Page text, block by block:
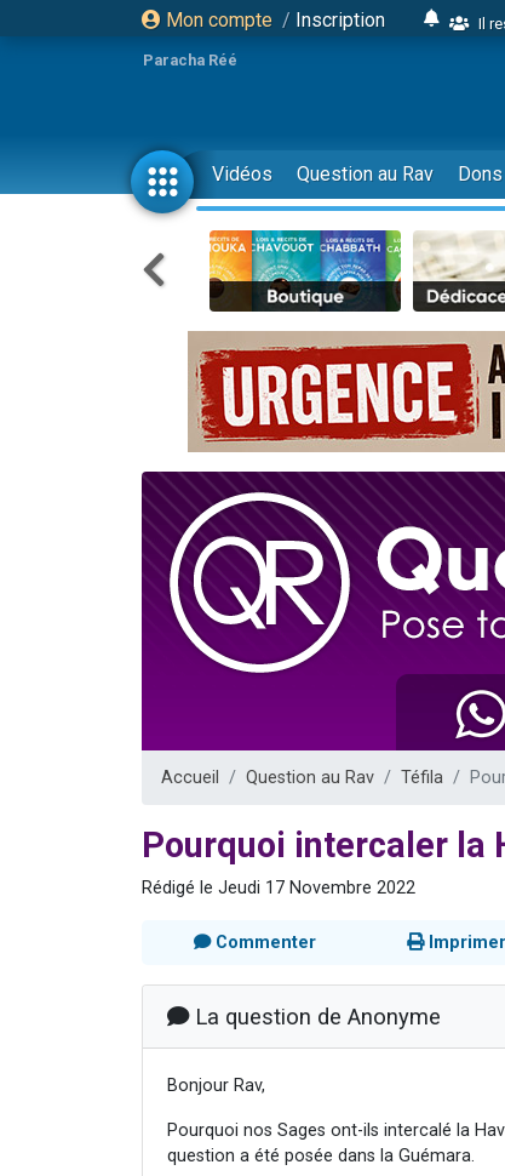
Mon compte / Inscription
Il
2
6
4
2
17
4
Il
Eva
4
3
Odaya
3
2
13
Il
12
29
Paracha Réé
Vidéos Question au Rav Dons
Accueil Question au Rav Téfila
Pourquoi intercaler la
Rédigé le Jeudi 17 Novembre 2022
Commenter Imprimer
La question de Anonyme
Bonjour Rav,
Pourquoi nos Sages ont-ils intercalé la
question a été posée dans la Guémara.